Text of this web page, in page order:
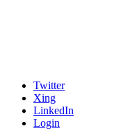
Twitter
Xing
LinkedIn
Login